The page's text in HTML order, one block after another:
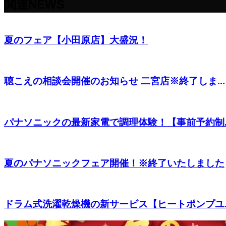
夏のフェア【小田原店】大盛況！
聴こえの相談会開催のお知らせ 二宮店※終了しま...
パナソニックの最新家電で調理体験！【事前予約制
夏のパナソニックフェア開催！※終了いたしました
ドラム式洗濯乾燥機の新サービス【ヒートポンプ